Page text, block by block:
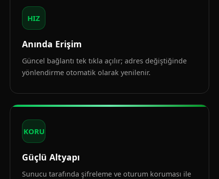
HIZ
Anında Erişim
Güncel bağlantı tek tıkla açılır; adres değiştiğinde
yönlendirme otomatik olarak yenilenir.
KORU
Güçlü Altyapı
Sunucu tarafında şifreleme ve oturum koruması ile